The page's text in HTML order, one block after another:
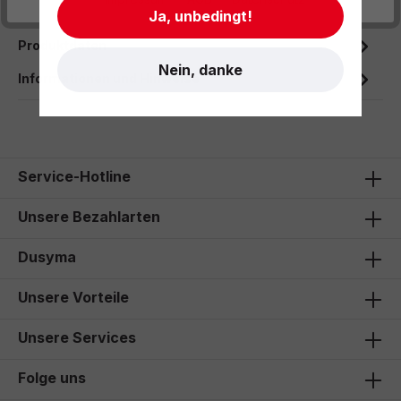
exakter…
Produktdaten
Informationen und Hinweise
Service-Hotline
Unsere Bezahlarten
Dusyma
Unsere Vorteile
Unsere Services
Folge uns
Ja, unbedingt!
Nein, danke